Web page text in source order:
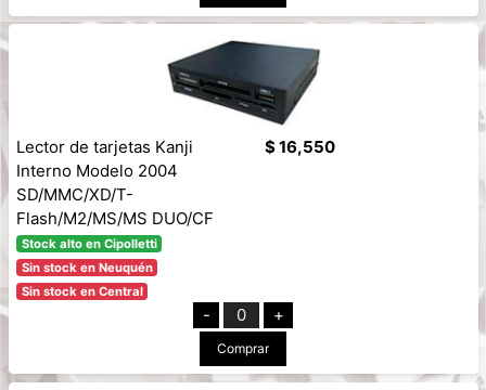
Lector de tarjetas Kanji
Interno Modelo 2004
SD/MMC/XD/T-
Flash/M2/MS/MS DUO/CF
Stock alto en Cipolletti
Sin stock en Neuquén
Sin stock en Central
$ 16,550
- 0 +
Comprar